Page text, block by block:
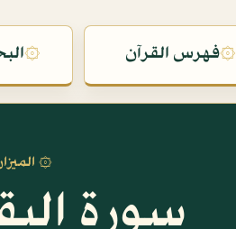
۞فهرس القرآن ۞
۞